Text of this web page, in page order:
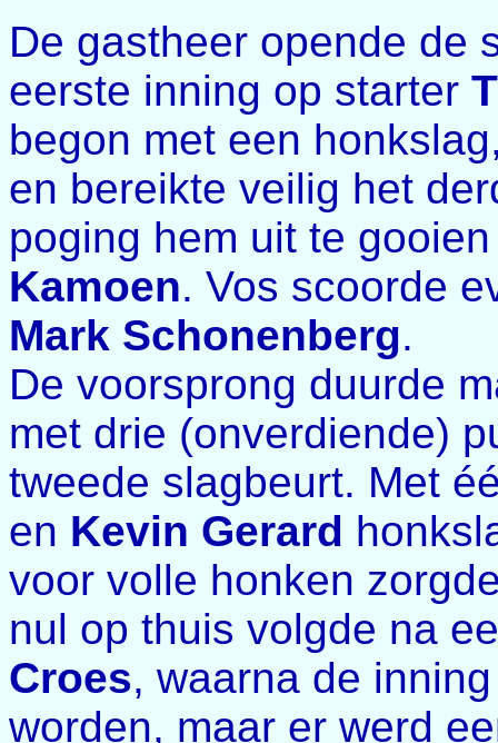
De gastheer opende de
eerste inning op starter
begon met een
en bereikte veilig het
poging hem uit te
Kamoen. Vos scoorde
Mark Schonenberg.
De voorsprong duurde
met drie (onverdiende)
tweede slagbeurt. Met
en Kevin Gerard
voor volle honken
nul op thuis volgde na
Croes, waarna de
worden, maar er werd